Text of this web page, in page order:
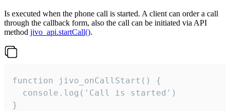
Is executed when the phone call is started. A client can order a call
through the callback form, also the call can be initiated via API
method jivo_api.startCall().
function jivo_onCallStart() {
  console.log('Call is started')
}